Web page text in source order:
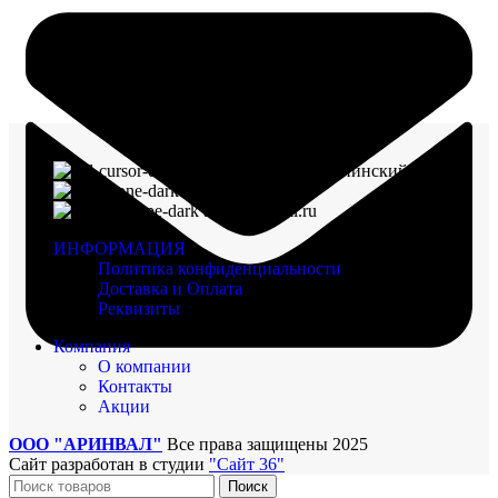
г. Воронеж, пр-кт Ленинский, д. 221
arinval@mail.ru
ИНФОРМАЦИЯ
Политика конфиденциальности
Доставка и Оплата
Реквизиты
Компания
О компании
Контакты
Акции
ООО "АРИНВАЛ" Все права защищены 2025
Сайт разработан в студии "Сайт 36"
Поиск